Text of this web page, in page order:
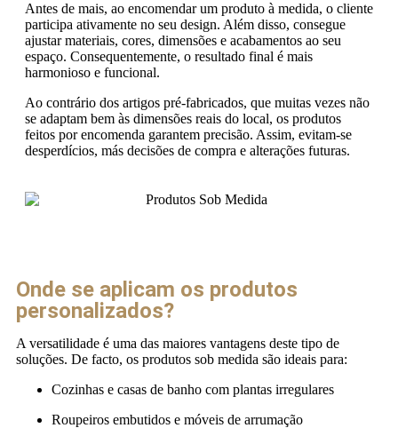
Antes de mais, ao encomendar um produto à medida, o cliente
participa ativamente no seu design. Além disso, consegue
ajustar materiais, cores, dimensões e acabamentos ao seu
espaço. Consequentemente, o resultado final é mais
harmonioso e funcional.
Ao contrário dos artigos pré-fabricados, que muitas vezes não
se adaptam bem às dimensões reais do local, os produtos
feitos por encomenda garantem precisão. Assim, evitam-se
desperdícios, más decisões de compra e alterações futuras.
Onde se aplicam os produtos
personalizados?
A versatilidade é uma das maiores vantagens deste tipo de
soluções. De facto, os produtos sob medida são ideais para:
Cozinhas e casas de banho com plantas irregulares
Roupeiros embutidos e móveis de arrumação